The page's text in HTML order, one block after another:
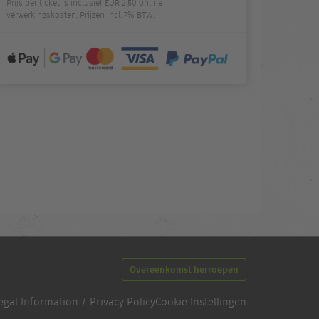
Prijs per ticket is inclusief EUR 2,50 online
verwerkingskosten. Prijzen incl. 7% BTW.
Overeenkomst herroepen
Information / Privacy PolicyCookie Instellingen